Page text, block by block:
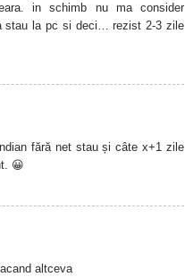
in schimb nu ma consider
stau la pc si deci… rezist 2-3 zile
fără net stau și câte x+1 zile
😀
altceva